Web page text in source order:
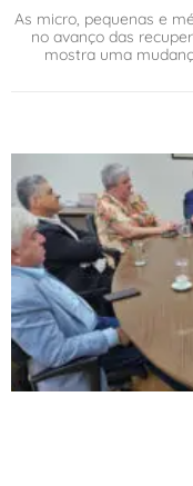
As micro, pequenas e
no avanço das
mostra uma